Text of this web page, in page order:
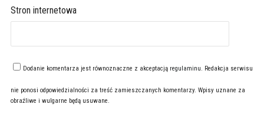
Stron internetowa
Dodanie komentarza jest równoznaczne z akceptacją regulaminu. Redakcja serwisu
nie ponosi odpowiedzialności za treść zamieszczanych komentarzy. Wpisy uznane za
obraźliwe i wulgarne będą usuwane.